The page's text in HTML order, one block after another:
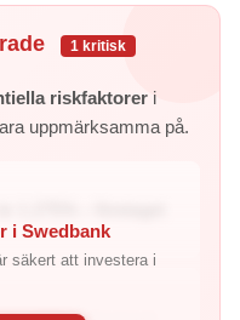
1 kritisk
riskfaktorer i
uppmärksamma på.
1,275% – företaget
108% – företaget
i Swedbank
säkert att investera i